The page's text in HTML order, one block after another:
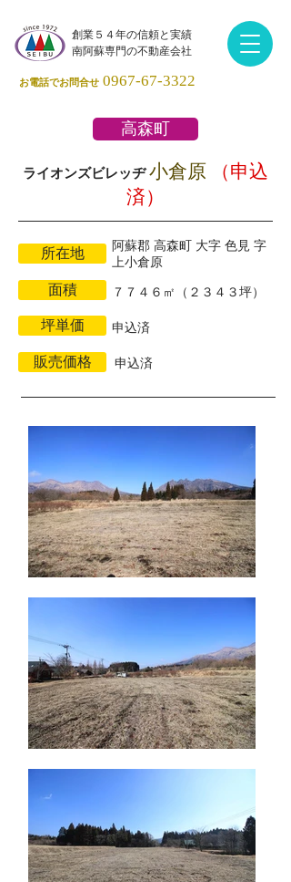
創業５４年の信頼と実績
南阿蘇専門の不動産会社
お電話でお問合せ 0967-67-3322
高森町
ライオンズビレッヂ​小倉原
（申込
済）
所在地
阿蘇郡 高森町 大字 色見 字
上小倉原
面積 ７７４６㎡（２３４３坪）
坪単価 申込済
販売価格 申込済